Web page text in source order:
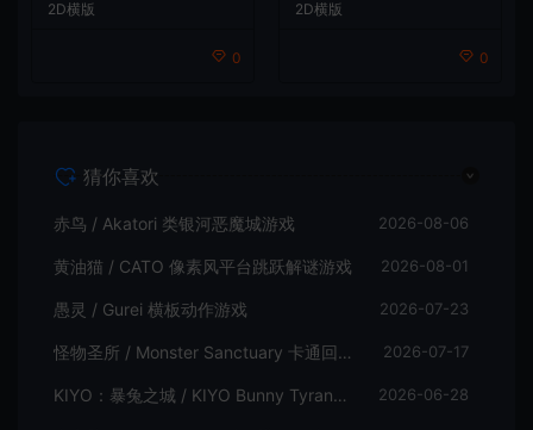
2D横版
0
2D横版
0
猜你喜欢
赤鸟 / Akatori 类银河恶魔城游戏 2026-08-06
黄油猫 / CATO 像素风平台跳跃解谜游戏 2026-08-01
愚灵 / Gurei 横板动作游戏 2026-07-23
怪物圣所 / Monster Sanctuary 卡通回合制横板动作游戏 2026-07-17
KIYO：暴兔之城 / KIYO Bunny Tyranny 潜行动作游戏 2026-06-28